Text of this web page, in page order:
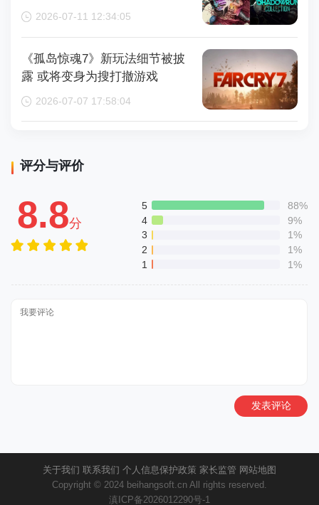
消
2026-07-11 12:34:05
《孤岛惊魂7》新玩法细节被披
露 或将变身为搜打撤游戏
2026-07-07 17:58:04
评分与评价
8.8分
5
88%
4
9%
3
1%
2
1%
1
1%
发表评论
关于我们 联系我们 个人信息保护政策 家长监管 网站地图
Copyright © 2024 beihangsoft.cn All rights reserved.
滇ICP备2026012290号-1